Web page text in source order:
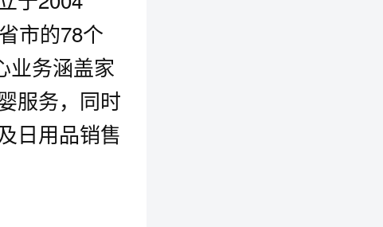
市的78个
业务涵盖家
服务，同时
日用品销售